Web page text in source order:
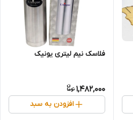
فلاسک نیم لیتری یونیک
1,482,000
افزودن به سبد